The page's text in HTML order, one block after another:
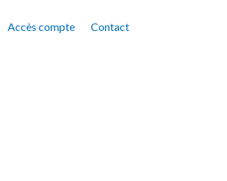
Accès compte Contact